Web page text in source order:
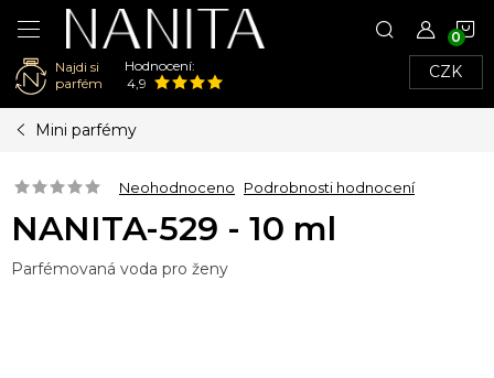
Najdi si
parfém
Hodnocení:
4,9
CZK
Mini parfémy
Neohodnoceno Podrobnosti hodnocení
NANITA-529 - 10 ml
Parfémovaná voda pro ženy